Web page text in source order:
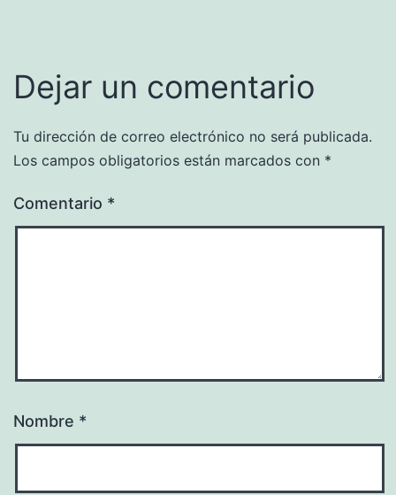
Dejar un comentario
Tu dirección de correo electrónico no será publicada.
Los campos obligatorios están marcados con *
Comentario *
Nombre *